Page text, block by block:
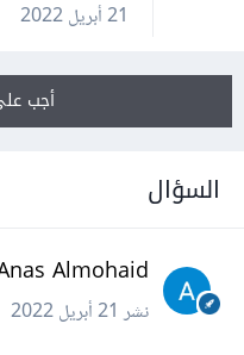
21 أبريل 2022
أجب
السؤال
Anas Almohaid
نشر21 أبريل 2022